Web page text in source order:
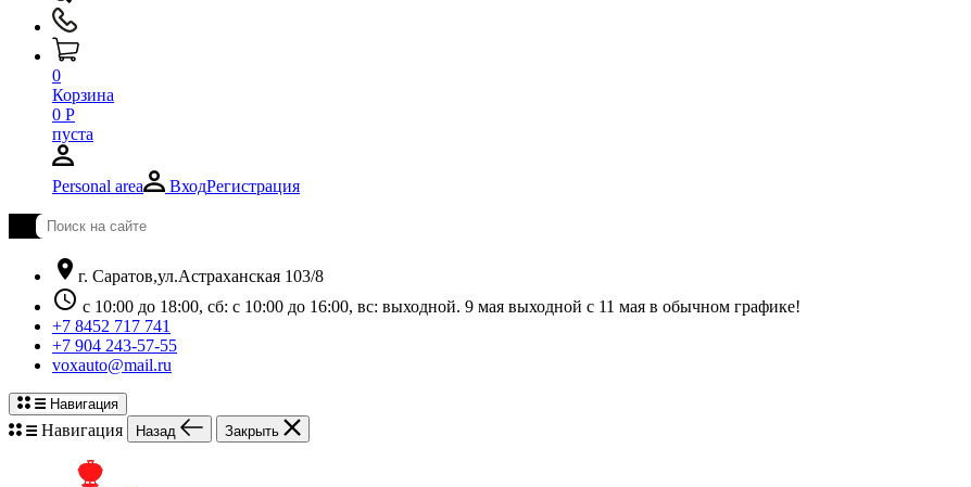
0
Корзина
0 Р
пуста
Personal area ВходРегистрация
location_on г. Саратов,ул.Астраханская 103/8
schedule с 10:00 до 18:00, сб: с 10:00 до 16:00, вс: выходной. 9 мая выходной с 11 мая в обычном графике!
+7 8452 717 741
+7 904 243-57-55
voxauto@mail.ru
Навигация
Навигация Назад Закрыть